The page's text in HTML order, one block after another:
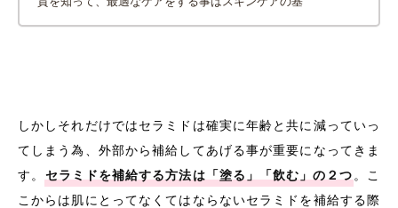
しかしそれだけではセラミドは確実に年齢と共に減っていっ
てしまう為、外部から補給してあげる事が重要になってきま
す。 セラミドを補給する方法は「塗る」「飲む」の２つ 。こ
こからは肌にとってなくてはならないセラミドを補給する際